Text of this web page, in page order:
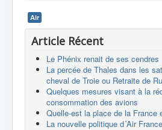
Air
Article Récent
Le Phénix renait de ses cendres
La percée de Thales dans les
cheval de Troie ou Retraite de
Quelques mesures visant à la
consommation des avions
Quelle-est la place de la France
La nouvelle politique d´Air